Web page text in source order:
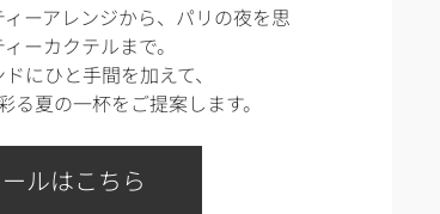
ーアレンジから、パリの夜を思
ーカクテルまで。
にひと手間を加えて、
夏の一杯をご提案します。
ルはこちら